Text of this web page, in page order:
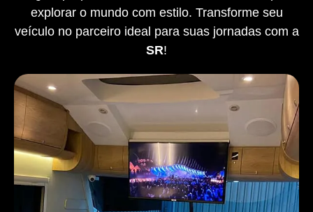
explorar o mundo com estilo. Transforme seu
veículo no parceiro ideal para suas jornadas com a
SR!